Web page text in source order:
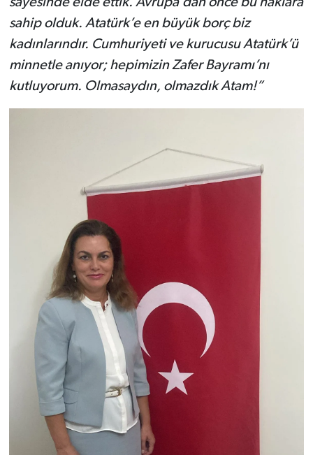
sahip olduk. Atatürk’e en büyük borç biz
kadınlarındır. Cumhuriyeti ve kurucusu Atatürk’ü
minnetle anıyor; hepimizin Zafer Bayramı’nı
kutluyorum. Olmasaydın, olmazdık Atam!”